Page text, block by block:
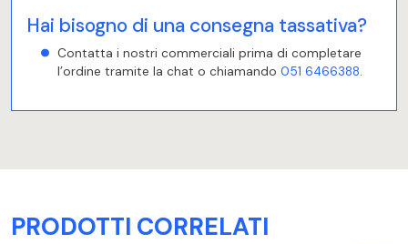
Hai bisogno di una consegna tassativa?
Contatta i nostri commerciali prima di completare
l’ordine tramite la chat o chiamando 051 6466388.
PRODOTTI CORRELATI